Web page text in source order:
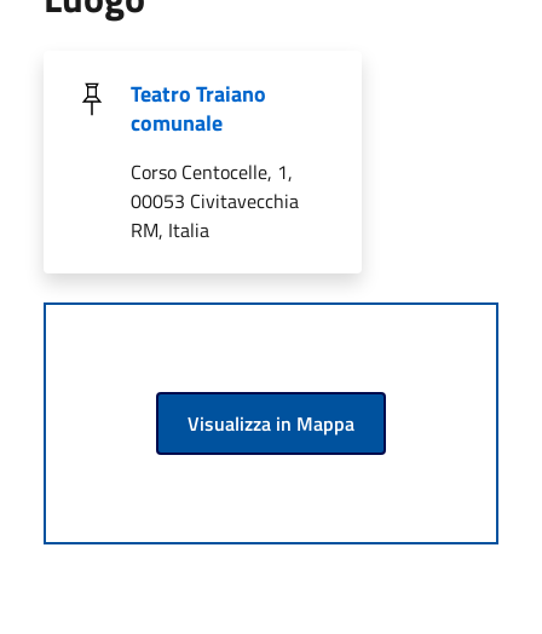
Teatro Traiano
comunale
Corso Centocelle, 1,
00053 Civitavecchia
RM, Italia
Visualizza in Mappa